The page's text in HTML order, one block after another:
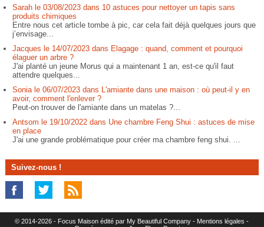
Sarah le 03/08/2023 dans 10 astuces pour nettoyer un tapis sans
produits chimiques
Entre nous cet article tombe à pic, car cela fait déjà quelques jours que
j’envisage...
Jacques le 14/07/2023 dans Elagage : quand, comment et pourquoi
élaguer un arbre ?
J'ai planté un jeune Morus qui a maintenant 1 an, est-ce qu'il faut
attendre quelques...
Sonia le 06/07/2023 dans L'amiante dans une maison : où peut-il y en
avoir, comment l'enlever ?
Peut-on trouver de l'amiante dans un matelas ?...
Antsom le 19/10/2022 dans Une chambre Feng Shui : astuces de mise
en place
J'ai une grande problématique pour créer ma chambre feng shui. ...
Suivez-nous !
© 2014-2026 - Focus Maison édité par My Beautiful Company - Mentions légales -